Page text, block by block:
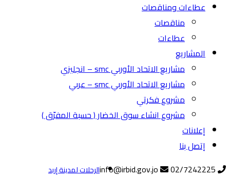
عطاءات ومناقصات
مناقصات
عطاءات
المشاريع
مشاريع الاتحاد الأوربي smc – انجليزي
مشاريع الاتحاد الأوربي smc – عربي
مشروع فكرتي
مشروع انشاء سوق الخضار ( حسبة المفرّق )
إعلانات
إتصل بنا
الرحلات لمدينة إربد